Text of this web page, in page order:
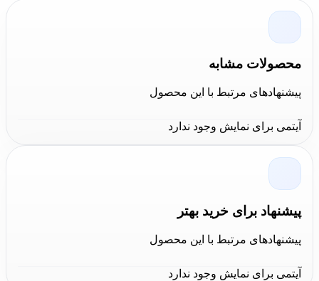
محصولات مشابه
پیشنهادهای مرتبط با این محصول
آیتمی برای نمایش وجود ندارد
پیشنهاد برای خرید بهتر
پیشنهادهای مرتبط با این محصول
آیتمی برای نمایش وجود ندارد